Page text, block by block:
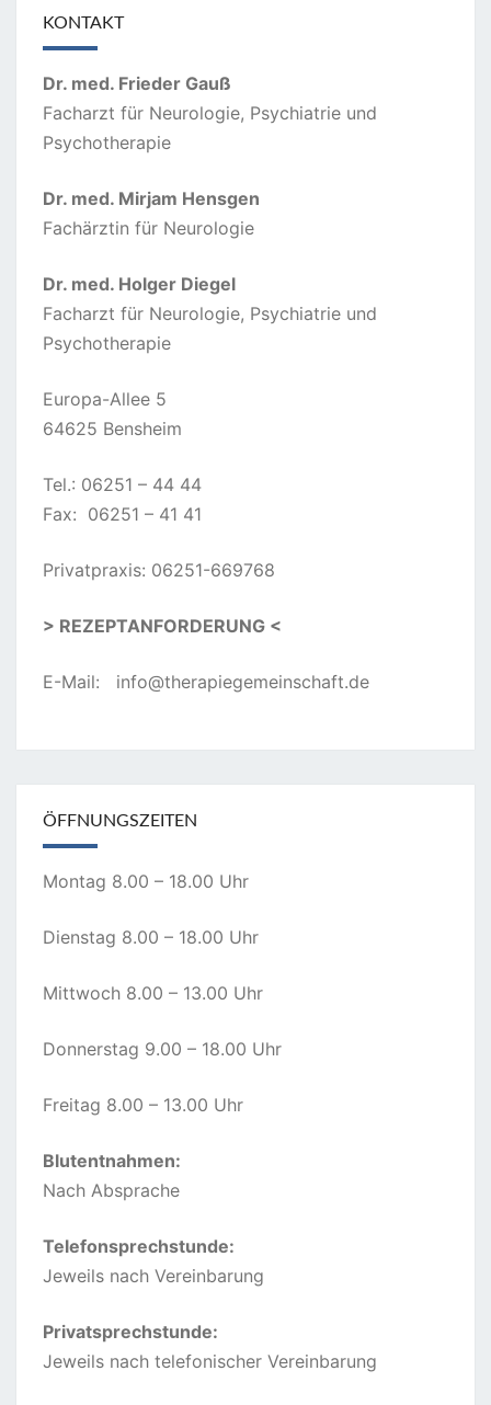
KONTAKT
Dr. med. Frieder Gauß
Facharzt für Neurologie, Psychiatrie und
Psychotherapie
Dr. med. Mirjam Hensgen
Fachärztin für Neurologie
Dr. med. Holger Diegel
Facharzt für Neurologie, Psychiatrie und
Psychotherapie
Europa-Allee 5
64625 Bensheim
Tel.: 06251 – 44 44
Fax: 06251 – 41 41
Privatpraxis: 06251-669768
> REZEPTANFORDERUNG <
E-Mail: info@therapiegemeinschaft.de
ÖFFNUNGSZEITEN
Montag 8.00 – 18.00 Uhr
Dienstag 8.00 – 18.00 Uhr
Mittwoch 8.00 – 13.00 Uhr
Donnerstag 9.00 – 18.00 Uhr
Freitag 8.00 – 13.00 Uhr
Blutentnahmen:
Nach Absprache
Telefonsprechstunde:
Jeweils nach Vereinbarung
Privatsprechstunde:
Jeweils nach telefonischer Vereinbarung